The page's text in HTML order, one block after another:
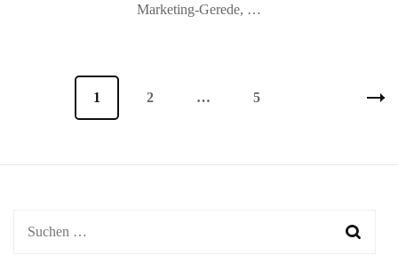
Marketing-Gerede, …
Seite
1 Seite
2 … Seite
5
Suchen